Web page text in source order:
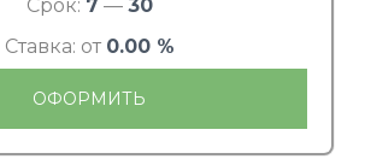
Срок: 7 — 30
Ставка: от 0.00 %
ОФОРМИТЬ